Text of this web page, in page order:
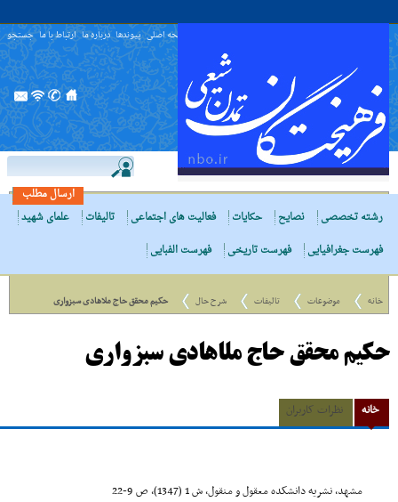
صفحه اصلی پیوندها درباره ما ارتباط با ما جستجو
ارسال مطلب
رشته تخصصی
نصایح حکایات فعالیت های اجتماعی تالیفات
علمای شهید
فهرست جغرافیایی
فهرست تاریخی فهرست الفبایی
خانه موضوعات تالیفات شرح حال حکیم محقق حاج ملاهادى سبزوارى
حکیم محقق حاج ملاهادى سبزوارى
خانه نظرات کاربران
مشهد، نشریه دانشکده معقول و منقول، ش 1 (1347)، ص 9-22